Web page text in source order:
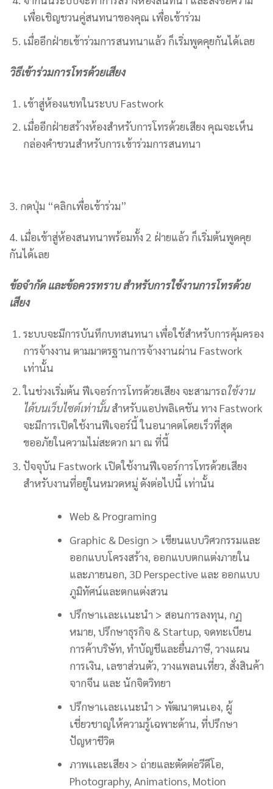
เพื่อเชิญชวนคู่สนทนาของคุณ เพื่อเข้าร่วม
เมื่ออีกฝ่ายเข้าร่วมการสนทนาแล้ว ก็เริ่มพูดคุยกันได้เลย
วิธีเข้าร่วมการโทรด้วยเสียง
เข้าสู่ห้องแชทในระบบ Fastwork
เมื่ออีกฝ่ายสร้างห้องสำหรับการโทรด้วยเสียง คุณจะเห็น
กล่องคำชวนสำหรับการเข้าร่วมการสนทนา
3. กดปุ่ม “คลิกเพื่อเข้าร่วม”
4. เมื่อเข้าสู่ห้องสนทนาพร้อมทั้ง 2 ฝ่ายแล้ว ก็เริ่มต้นพูดคุย
กันได้เลย
ข้อจำกัด และข้อควรทราบ สำหรับการใช้งานการโทรด้วย
เสียง
ระบบจะมีการบันทึกบทสนทนา เพื่อใช้สำหรับการคุ้มครอง
การจ้างงาน ตามมาตรฐานการจ้างงานผ่าน Fastwork
เท่านั้น
ในช่วงเริ่มต้น ฟีเจอร์การโทรด้วยเสียง จะสามารถใช้งาน
ได้บนเว็บไซต์เท่านั้นสำหรับแอปพลิเคชัน ทาง Fastwork
จะมีการเปิดใช้งานฟีเจอร์นี้ ในอนาคตโดยเร็วที่สุด
ขออภัยในความไม่สะดวก มา ณ ที่นี้
ปัจจุบัน Fastwork เปิดใช้งานฟีเจอร์การโทรด้วยเสียง
สำหรับงานที่อยู่ในหมวดหมู่ ดังต่อไปนี้ เท่านั้น
Web & Programing
Graphic & Design > เขียนแบบวิศวกรรมและ
ออกแบบโครงสร้าง, ออกแบบตกแต่งภายใน
และภายนอก, 3D Perspective และ ออกแบบ
ภูมิทัศน์และตกแต่งสวน
ปรึกษาเเละเเนะนำ > สอนการลงทุน, กฏ
หมาย, ปรึกษาธุรกิจ & Startup, จดทะเบียน
การค้าบริษัท, ทำบัญชีและยื่นภาษี, วางแผน
การเงิน, เลขาส่วนตัว, วางแพลนเที่ยว, สั่งสินค้า
จากจีน และ นักจิตวิทยา
ปรึกษาเเละเเนะนำ > พัฒนาตนเอง, ผู้
เชี่ยวชาญให้ความรู้เฉพาะด้าน, ที่ปรึกษา
ปัญหาชีวิต
ภาพเเละเสียง > ถ่ายและตัดต่อวีดีโอ,
Photography, Animations, Motion